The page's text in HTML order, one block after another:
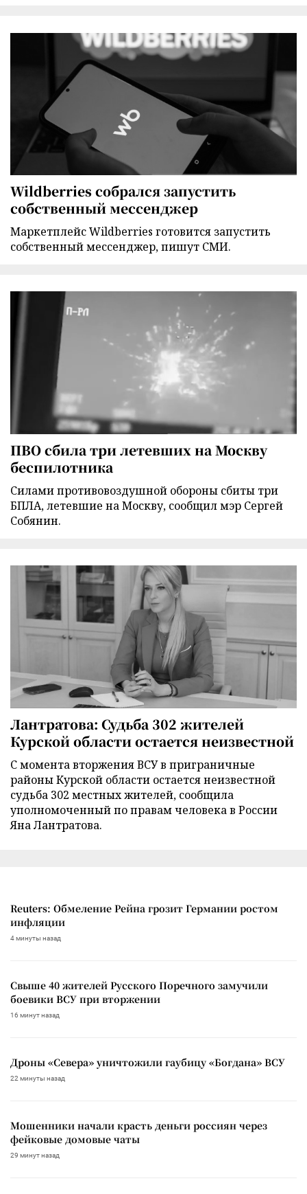
Wildberries собрался запустить
собственный мессенджер
Маркетплейс Wildberries готовится запустить
собственный мессенджер, пишут СМИ.
ПВО сбила три летевших на Москву
беспилотника
Силами противовоздушной обороны сбиты три
БПЛА, летевшие на Москву, сообщил мэр Сергей
Собянин.
Лантратова: Судьба 302 жителей
Курской области остается неизвестной
С момента вторжения ВСУ в приграничные
районы Курской области остается неизвестной
судьба 302 местных жителей, сообщила
уполномоченный по правам человека в России
Яна Лантратова.
Reuters: Обмеление Рейна грозит Германии ростом
инфляции
4 минуты назад
Свыше 40 жителей Русского Поречного замучили
боевики ВСУ при вторжении
16 минут назад
Дроны «Севера» уничтожили гаубицу «Богдана» ВСУ
22 минуты назад
Мошенники начали красть деньги россиян через
фейковые домовые чаты
29 минут назад